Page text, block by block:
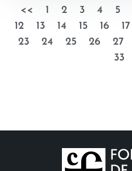
<< 1 2 3 4 5
12
13 14 15 16 17
23
24 25 26 27
33